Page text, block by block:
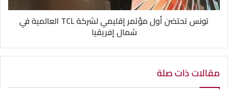
تونس تحتضن أول مؤتمر إقليمي لشركة TCL العالمية في
شمال إفريقيا
مقالات ذات صلة